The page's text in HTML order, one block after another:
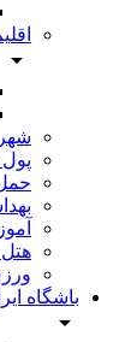
پول
باشگاه